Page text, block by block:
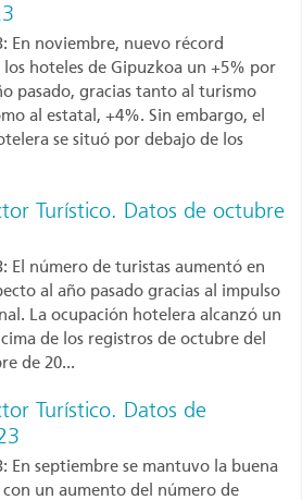
En noviembre, nuevo récord
los hoteles de Gipuzkoa un +5% por
pasado, gracias tanto al turismo
al estatal, +4%. Sin embargo, el
se situó por debajo de los
Turístico. Datos de octubre
El número de turistas aumentó en
al año pasado gracias al impulso
La ocupación hotelera alcanzó un
de los registros de octubre del
de 20...
Turístico. Datos de
En septiembre se mantuvo la buena
un aumento del número de